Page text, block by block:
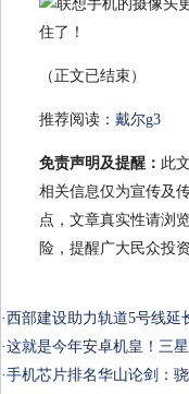
（正文已结束）
推荐阅读： 戴尔g3
免责声明及提醒： 此
相关信息仅为宣传及
点，文章真实性请浏
险，提醒广大民众投
·西部建设助力轨道5号线延
·这就是今年安卓机皇！三
·手机芯片排名华山论剑：